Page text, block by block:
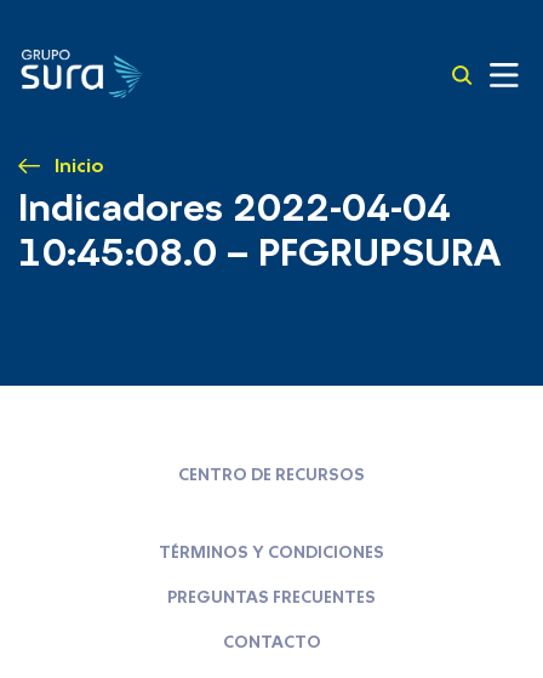
Inicio
Indicadores 2022-04-04
10:45:08.0 – PFGRUPSURA
CENTRO DE RECURSOS
TÉRMINOS Y CONDICIONES
PREGUNTAS FRECUENTES
CONTACTO